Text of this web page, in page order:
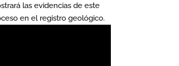
las evidencias de este
en el registro geológico.